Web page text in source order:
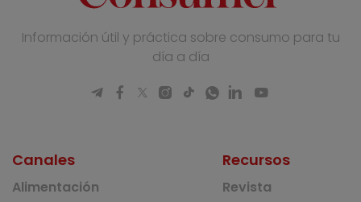
Información útil y práctica sobre consumo para tu
día a día
Canales
Alimentación
Recursos
Revista